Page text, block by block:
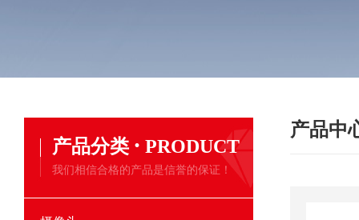
产品分类 · PRODUCT
我们相信合格的产品是信誉的保证！
产品中